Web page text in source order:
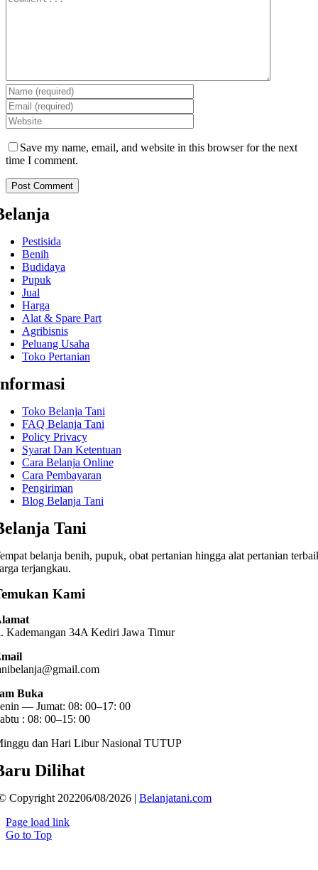
Save my name, email, and website in this browser for the next
time I comment.
Pestisida
Benih
Budidaya
Pupuk
Jual
Harga
Alat & Spare Part
Agribisnis
Peluang Usaha
Toko Pertanian
Toko Belanja Tani
FAQ Belanja Tani
Policy Privacy
Syarat Dan Ketentuan
Cara Belanja Online
Cara Pembayaran
Pengiriman
Blog Belanja Tani
Tani
belanja benih, pupuk, obat pertanian hingga alat pertanian
terjangkau.
Kami
Kademangan 34A Kediri Jawa Timur
Buka
— Jumat: 08: 00–17: 00
: 08: 00–15: 00
dan Hari Libur Nasional TUTUP
Dilihat
Copyright 202206/08/2026 |Belanjatani.com
Page load link
Go to Top